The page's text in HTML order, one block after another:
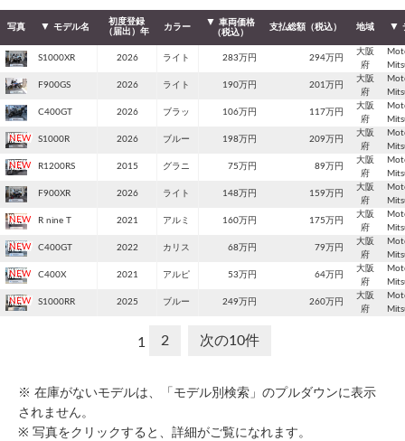
写真 モデル名
初度登録
（届出）年
カラー
車両価格
（税込）
支払総額（税込） 地域
S1000XR 2026 ライト 283万円 294万円
大阪
府
F900GS 2026 ライト 190万円 201万円
大阪
府
C400GT 2026 ブラッ 106万円 117万円
大阪
府
S1000R 2026 ブルー 198万円 209万円
大阪
府
R1200RS 2015 グラニ 75万円 89万円
大阪
府
F900XR 2026 ライト 148万円 159万円
大阪
府
R nine T 2021 アルミ 160万円 175万円
大阪
府
C400GT 2022 カリス 68万円 79万円
大阪
府
C400X 2021 アルピ 53万円 64万円
大阪
府
S1000RR 2025 ブルー 249万円 260万円
大阪
府
1 2 次の10件
※ 在庫がないモデルは、「モデル別検索」のプルダウンに表示
されません。
※ 写真をクリックすると、詳細がご覧になれます。